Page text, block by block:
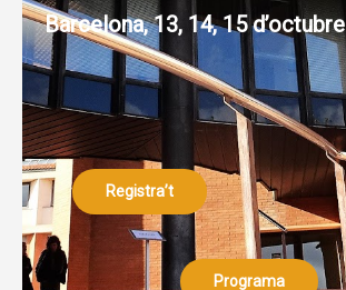
Barcelona, 13, 14, 15 d’octubre
Registra’t
Programa